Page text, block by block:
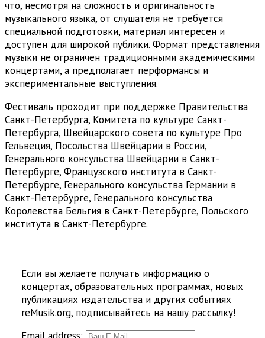
что, несмотря на сложность и оригинальность
музыкального языка, от слушателя не требуется
специальной подготовки, материал интересен и
доступен для широкой публики. Формат представления
музыки не ограничен традиционными академическими
концертами, а предполагает перформансы и
экспериментальные выступления.
Фестиваль проходит при поддержке Правительства
Санкт-Петербурга, Комитета по культуре Санкт-
Петербурга, Швейцарского совета по культуре Про
Гельвеция, Посольства Швейцарии в России,
Генерального консульства Швейцарии в Санкт-
Петербурге, Французского института в Санкт-
Петербурге, Генерального консульства Германии в
Санкт-Петербурге, Генерального консульства
Королевства Бельгия в Санкт-Петербурге, Польского
института в Санкт-Петербурге.
Если вы желаете получать информацию о
концертах, образовательных программах, новых
публикациях издательства и других событиях
reMusik.org, подписывайтесь на нашу рассылку!